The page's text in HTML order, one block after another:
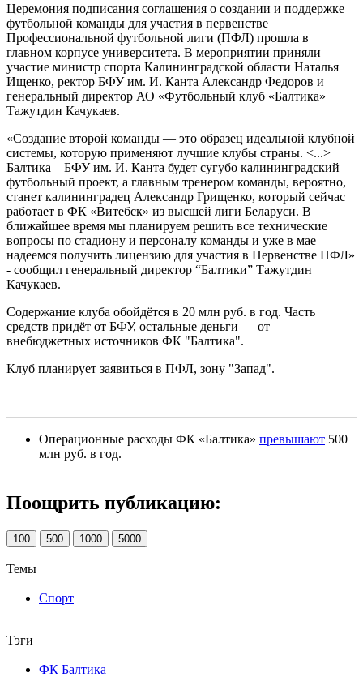
Церемония подписания соглашения о создании и поддержке
футбольной команды для участия в первенстве
Профессиональной футбольной лиги (ПФЛ) прошла в
главном корпусе университета. В мероприятии приняли
участие министр спорта Калининградской области Наталья
Ищенко, ректор БФУ им. И. Канта Александр Федоров и
генеральный директор АО «Футбольный клуб «Балтика»
Тажутдин Качукаев.
«Создание второй команды — это образец идеальной клубной
системы, которую применяют лучшие клубы страны. <...>
Балтика – БФУ им. И. Канта будет сугубо калининградский
футбольный проект, а главным тренером команды, вероятно,
станет калининградец Александр Грищенко, который сейчас
работает в ФК «Витебск» из высшей лиги Беларуси. В
ближайшее время мы планируем решить все технические
вопросы по стадиону и персоналу команды и уже в мае
надеемся получить лицензию для участия в Первенстве ПФЛ»
- сообщил генеральный директор “Балтики” Тажутдин
Качукаев.
Содержание клуба обойдётся в 20 млн руб. в год. Часть
средств придёт от БФУ, остальные деньги — от
внебюджетных источников ФК "Балтика".
Клуб планирует заявиться в ПФЛ, зону "Запад".
Операционные расходы ФК «Балтика» превышают 500
млн руб. в год.
Поощрить публикацию:
100 500 1000 5000
Темы
Спорт
Тэги
ФК Балтика